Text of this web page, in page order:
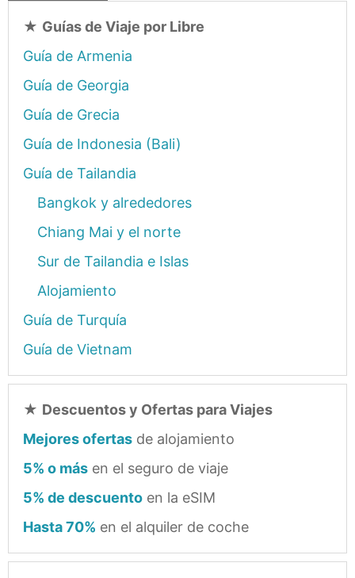
★ Guías de Viaje por Libre
Guía de Armenia
Guía de Georgia
Guía de Grecia
Guía de Indonesia (Bali)
Guía de Tailandia
Bangkok y alrededores
Chiang Mai y el norte
Sur de Tailandia e Islas
Alojamiento
Guía de Turquía
Guía de Vietnam
★ Descuentos y Ofertas para Viajes
Mejores ofertas de alojamiento
5% o más en el seguro de viaje
5% de descuento en la eSIM
Hasta 70% en el alquiler de coche